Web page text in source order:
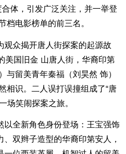
合体，引发广泛关注，并一举登
档电影榜单的前三名。
观众揭开唐人街探案的起源故
美国旧金 山唐人街，华裔印第
与留美青年秦福（刘昊然 饰）
相识。二人误打误撞组成了“唐
场笑闹探案之旅。
以全新角色身份登场：王宝强饰
双辫子造型的华裔印第安人，